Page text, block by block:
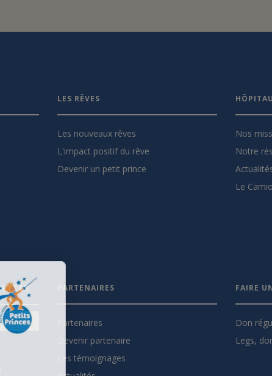
LES RÊVES
Les nouveaux rêves
L'impact positif du rêve
Devenir un petit prince
Nos
Notre
Le
PARTENAIRES
Partenaires
Devenir partenaire
Les témoignages
FAIRE
Don
Legs,